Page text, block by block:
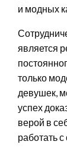
и модных
является
только
девушек,
успех
верой в
работать